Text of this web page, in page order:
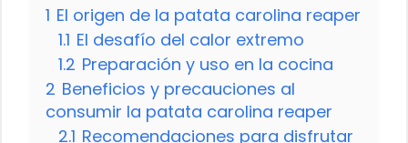
1 El origen de la patata carolina reaper
1.1 El desafío del calor extremo
1.2 Preparación y uso en la cocina
2 Beneficios y precauciones al
consumir la patata carolina reaper
2.1 Recomendaciones para disfrutar